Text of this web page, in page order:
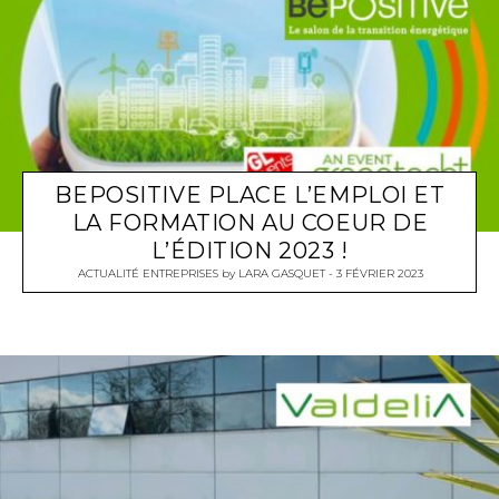
BEPOSITIVE PLACE L’EMPLOI ET
LA FORMATION AU COEUR DE
L’ÉDITION 2023 !
ACTUALITÉ ENTREPRISESby LARA GASQUET 3 FÉVRIER 2023